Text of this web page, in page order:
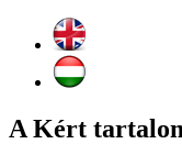
A Kért